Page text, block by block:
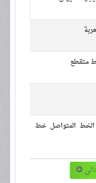
متقطع
المتواصل خط